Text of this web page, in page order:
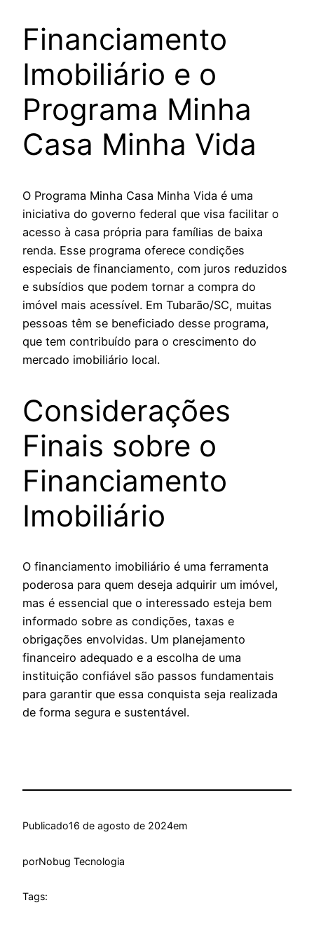
Financiamento
Imobiliário e o
Programa Minha
Casa Minha Vida
O Programa Minha Casa Minha Vida é uma
iniciativa do governo federal que visa facilitar o
acesso à casa própria para famílias de baixa
renda. Esse programa oferece condições
especiais de financiamento, com juros reduzidos
e subsídios que podem tornar a compra do
imóvel mais acessível. Em Tubarão/SC, muitas
pessoas têm se beneficiado desse programa,
que tem contribuído para o crescimento do
mercado imobiliário local.
Considerações
Finais sobre o
Financiamento
Imobiliário
O financiamento imobiliário é uma ferramenta
poderosa para quem deseja adquirir um imóvel,
mas é essencial que o interessado esteja bem
informado sobre as condições, taxas e
obrigações envolvidas. Um planejamento
financeiro adequado e a escolha de uma
instituição confiável são passos fundamentais
para garantir que essa conquista seja realizada
de forma segura e sustentável.
Publicado16 de agosto de 2024em
porNobug Tecnologia
Tags: